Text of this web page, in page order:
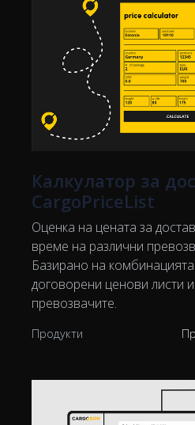
Калкулатор за
CargoPriceList
Оценка на цената за
време на различни
Базирано на
договорени ценови листи
превозвачите.
Продукти